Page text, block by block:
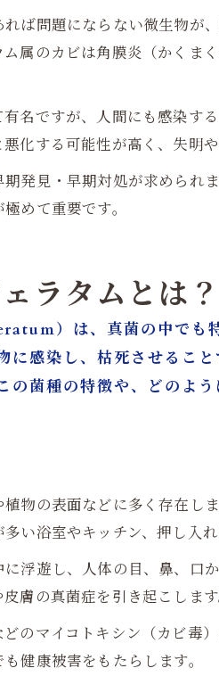
ば問題にならない微生物
属のカビは角膜炎（かくま
名ですが、人間にも感染す
化する可能性が高く、失明
発見・早期対処が求められ
めて重要です。
ラタムとは
）は、真菌の中でも
感染し、枯死させるこ
菌種の特徴や、どのよ
物の表面などに多く存在し
い浴室やキッチン、押し入
浮遊し、人体の目、鼻、口
膚の真菌症を引き起こします
のマイコトキシン（カビ毒
健康被害をもたらします。